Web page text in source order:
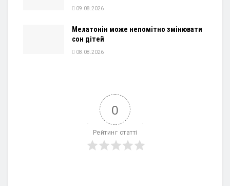
09.08.2026
Мелатонін може непомітно змінювати
сон дітей
08.08.2026
0
Рейтинг статті